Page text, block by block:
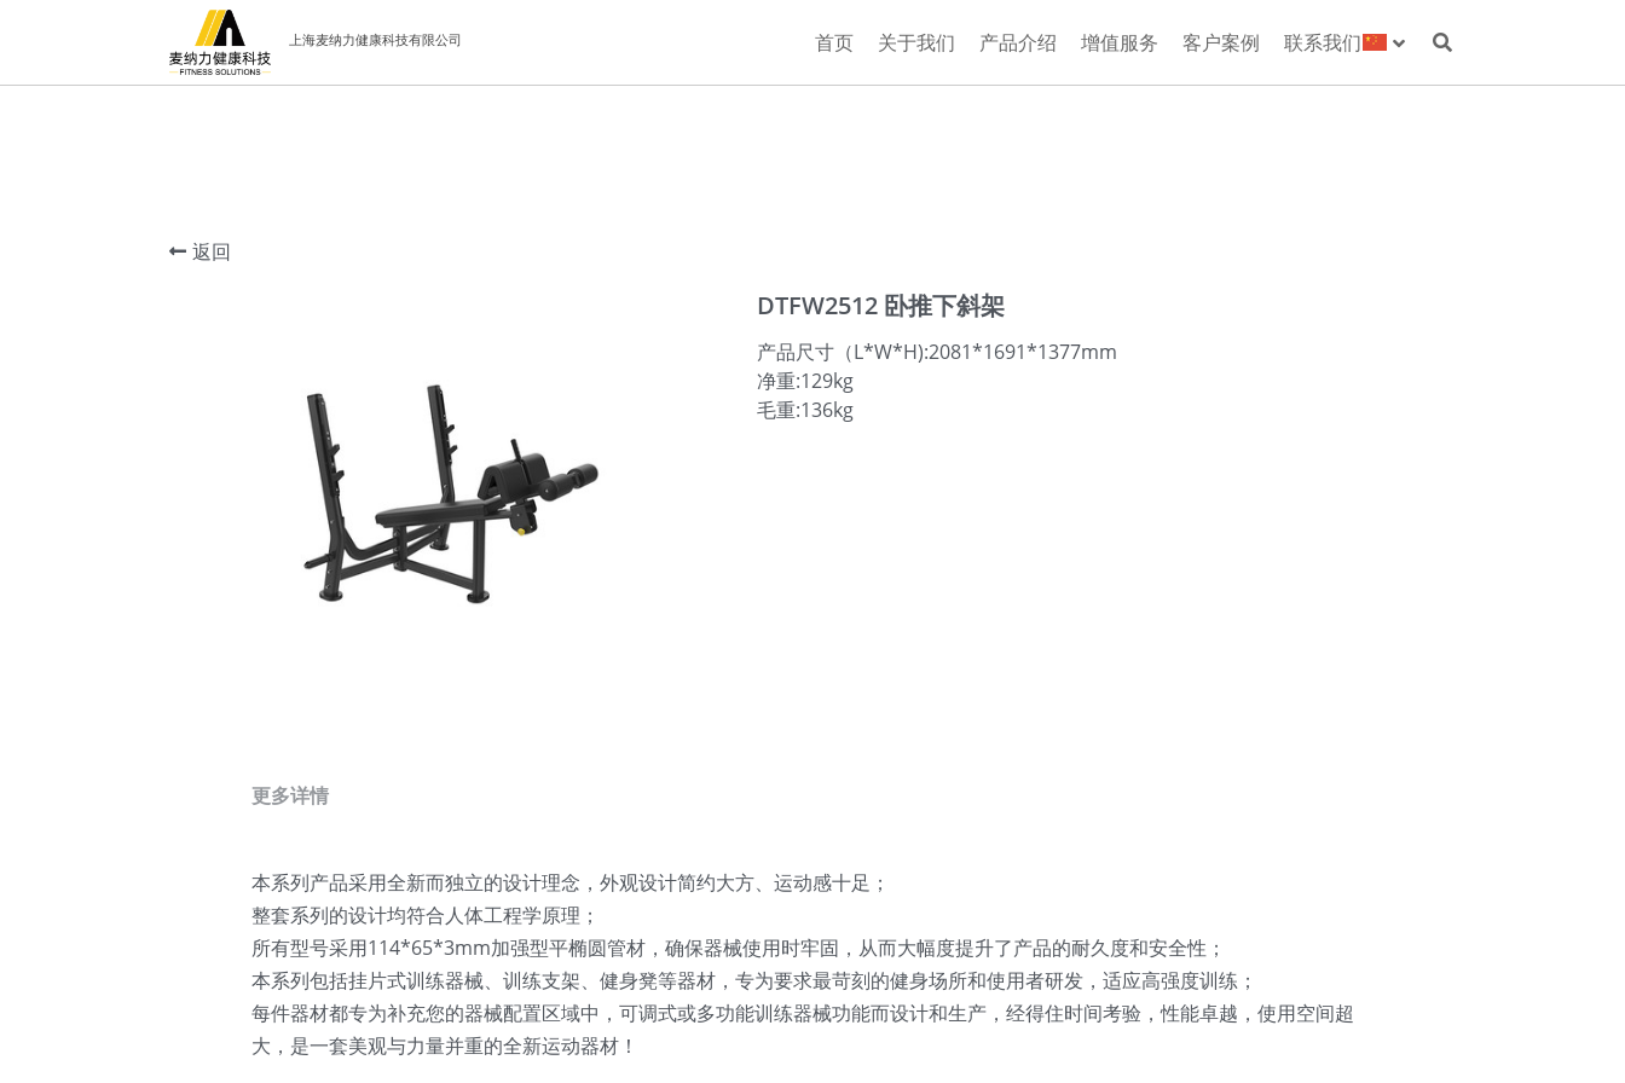
上海麦纳力健康科技有限公司 首页 关于我们 产品介绍 增值服务 客户案例 联系我们
返回
DTFW2512 卧推下斜架
产品尺寸（L*W*H):2081*1691*1377mm
净重:129kg
毛重:136kg
更多详情
本系列产品采用全新而独立的设计理念，外观设计简约大方、运动感十足；
整套系列的设计均符合人体工程学原理；
所有型号采用114*65*3mm加强型平椭圆管材，确保器械使用时牢固，从而大幅度提升了产品的耐久度和安全性；
本系列包括挂片式训练器械、训练支架、健身凳等器材，专为要求最苛刻的健身场所和使用者研发，适应高强度训练；
每件器材都专为补充您的器械配置区域中，可调式或多功能训练器械功能而设计和生产，经得住时间考验，性能卓越，使用空间超
大，是一套美观与力量并重的全新运动器材！